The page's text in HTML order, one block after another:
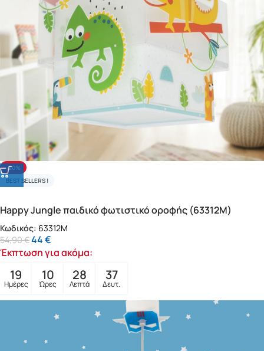
-20%
BEST SELLERS !
Happy Jungle παιδικό φωτιστικό οροφής (63312M)
Κωδικός: 63312M
54,90€44€
Έκπτωση για ακόμα:
19
Ημέρες
10
Ώρες
28
Λεπτά
35
Δευτ.